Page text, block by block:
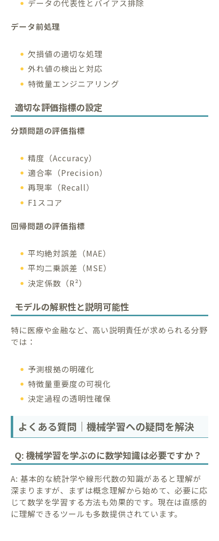
データの代表性とバイアス排除
データ前処理
欠損値の適切な処理
外れ値の検出と対応
特徴量エンジニアリング
適切な評価指標の設定
分類問題の評価指標
精度（Accuracy）
適合率（Precision）
再現率（Recall）
F1スコア
回帰問題の評価指標
平均絶対誤差（MAE）
平均二乗誤差（MSE）
決定係数（R²）
モデルの解釈性と説明可能性
特に医療や金融など、高い説明責任が求められる分野
では：
予測根拠の明確化
特徴量重要度の可視化
決定過程の透明性確保
よくある質問｜機械学習への疑問を解決
Q: 機械学習を学ぶのに数学知識は必要ですか？
A: 基本的な統計学や線形代数の知識があると理解が
深まりますが、まずは概念理解から始めて、必要に応
じて数学を学習する方法も効果的です。現在は直感的
に理解できるツールも多数提供されています。